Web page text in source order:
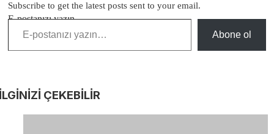
Subscribe to get the latest posts sent to your email.
E-postanızı yazın…
Abone ol
ÇEKEBİLİR